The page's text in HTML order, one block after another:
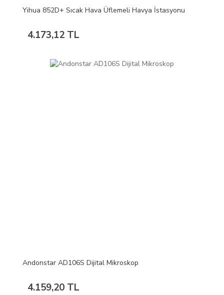
Yihua 852D+ Sıcak Hava Üflemeli Havya İstasyonu
4.173,12 TL
Andonstar AD106S Dijital Mikroskop
4.159,20 TL